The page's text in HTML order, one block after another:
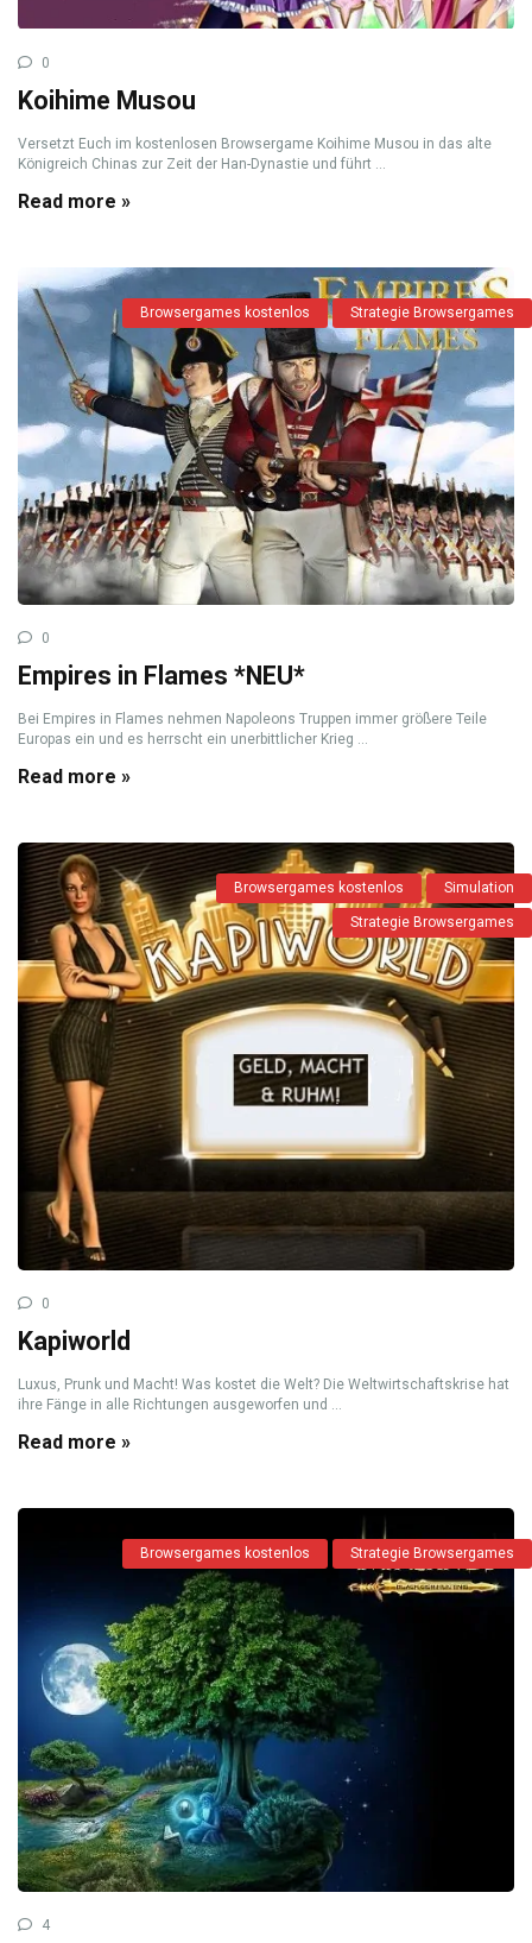
0
Koihime Musou
Versetzt Euch im kostenlosen Browsergame Koihime Musou in das alte
Königreich Chinas zur Zeit der Han-Dynastie und führt ...
Read more »
Browsergames kostenlos Strategie Browsergames
0
Empires in Flames *NEU*
Bei Empires in Flames nehmen Napoleons Truppen immer größere Teile
Europas ein und es herrscht ein unerbittlicher Krieg ...
Read more »
Browsergames kostenlos Simulation
Strategie Browsergames
0
Kapiworld
Luxus, Prunk und Macht! Was kostet die Welt? Die Weltwirtschaftskrise hat
ihre Fänge in alle Richtungen ausgeworfen und ...
Read more »
Browsergames kostenlos Strategie Browsergames
4